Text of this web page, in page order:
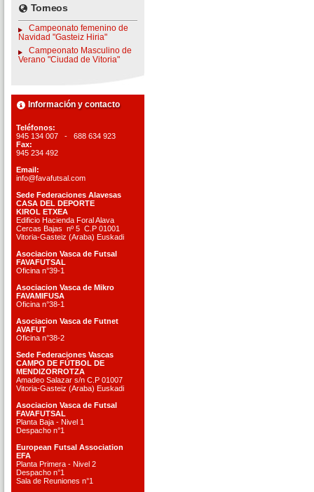
Torneos
Campeonato femenino de
Navidad "Gasteiz Hiria"
Campeonato Masculino de
Verano "Ciudad de Vitoria"
Información y contacto
Teléfonos:
945 134 007 - 688 634 923
Fax:
945 234 492
Email:
info@favafutsal.com
Sede Federaciones Alavesas
CASA DEL DEPORTE
KIROL ETXEA
Edificio Hacienda Foral Alava
Cercas Bajas nº 5 C.P 01001
Vitoria-Gasteiz (Araba) Euskadi
Asociacion Vasca de Futsal
FAVAFUTSAL
Oficina n°39-1
Asociacion Vasca de Mikro
FAVAMIFUSA
Oficina n°38-1
Asociacion Vasca de Futnet
AVAFUT
Oficina n°38-2
Sede Federaciones Vascas
CAMPO DE FÚTBOL DE
MENDIZORROTZA
Amadeo Salazar s/n C.P 01007
Vitoria-Gasteiz (Araba) Euskadi
Asociacion Vasca de Futsal
FAVAFUTSAL
Planta Baja - Nivel 1
Despacho n°1
European Futsal Association
EFA
Planta Primera - Nivel 2
Despacho n°1
Sala de Reuniones n°1